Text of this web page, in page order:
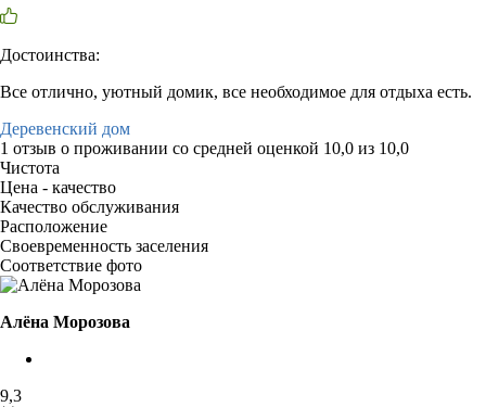
Достоинства:
Все отлично, уютный домик, все необходимое для отдыха есть.
Деревенский дом
1 отзыв о проживании со средней оценкой 10,0 из 10,0
Чистота
Цена - качество
Качество обслуживания
Расположение
Своевременность заселения
Соответствие фото
Алёна Морозова
9,3